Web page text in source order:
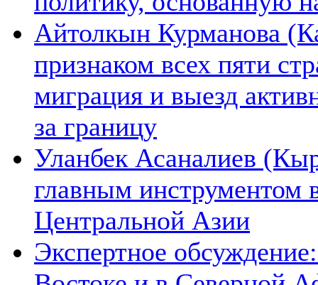
Айтолкын Курманова
признаком всех пяти
миграция и выезд
за границу
Уланбек Асаналиев
главным инструментом
Центральной Азии
Экспертное